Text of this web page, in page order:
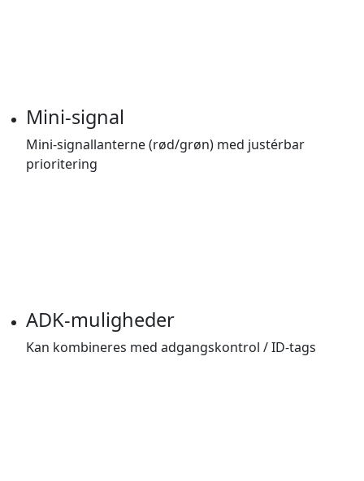
Mini-signal
Mini-signallanterne (rød/grøn) med justérbar
prioritering
ADK-muligheder
Kan kombineres med adgangskontrol / ID-tags